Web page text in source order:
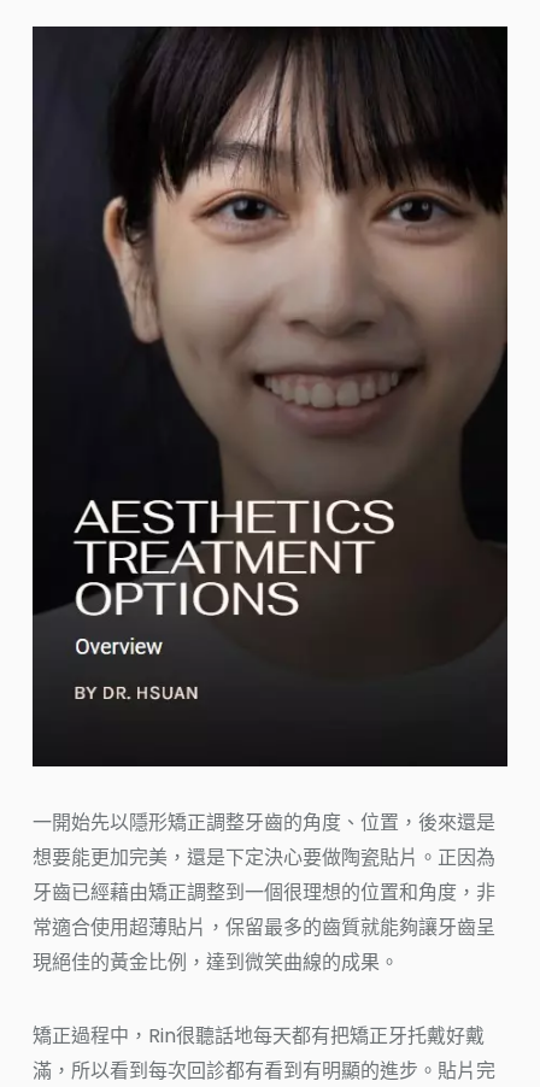
一開始先以隱形矯正調整牙齒的角度、位置，後來還是
想要能更加完美，還是下定決心要做陶瓷貼片。正因為
牙齒已經藉由矯正調整到一個很理想的位置和角度，非
常適合使用超薄貼片，保留最多的齒質就能夠讓牙齒呈
現絕佳的黃金比例，達到微笑曲線的成果。
矯正過程中，Rin很聽話地每天都有把矯正牙托戴好戴
滿，所以看到每次回診都有看到有明顯的進步。貼片完